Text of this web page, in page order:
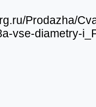
Prodazha/
vse-diametry-